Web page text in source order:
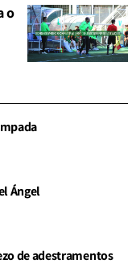
o
Ángel
de adestramentos